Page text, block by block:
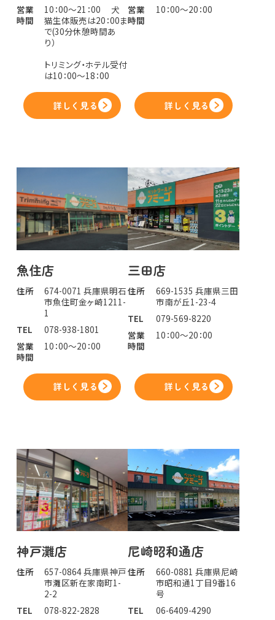
営業
時間
10：00～21：00 犬
猫生体販売は20：00ま
で(30分休憩時間あ
り）
トリミング・ホテル受付
は10：00～18：00
詳しく見る
営業
時間
10：00～20：00
詳しく見る
魚住店
住所
674-0071 兵庫県明石
市魚住町金ヶ崎1211-
1
TEL
078-938-1801
営業
時間
10：00～20：00
詳しく見る
三田店
住所
669-1535 兵庫県三田
市南が丘1-23-4
TEL
079-569-8220
営業
時間
10：00～20：00
詳しく見る
神戸灘店
住所
657-0864 兵庫県神戸
市灘区新在家南町1-
2-2
TEL
078-822-2828
尼崎昭和通店
住所
660-0881 兵庫県尼崎
市昭和通1丁目9番16
号
TEL
06-6409-4290